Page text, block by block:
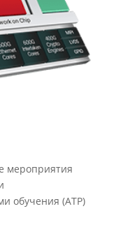
мероприятия
обучения (ATP)